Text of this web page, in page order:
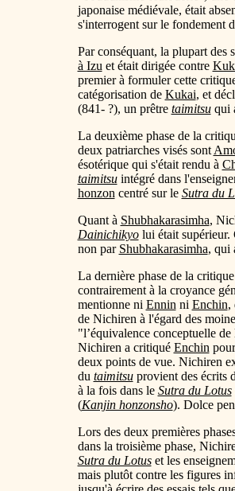
japonaise médiévale, était
s'interrogent sur le fondement
Par conséquant, la plupart des
à Izu et était dirigée contre
premier à formuler cette
catégorisation de Kukai, et
(841- ?), un prêtre taimitsuqui
La deuxième phase de la
deux patriarches visés sont
ésotérique qui s'était rendu à
taimitsuintégré dans
honzon centré sur le Sutra du
Quant à Shubhakarasimha,
Dainichikyolui était supérieur.
non par Shubhakarasimha, qui
La dernière phase de la
contrairement à la croyance
mentionne ni Ennin ni Enchin,
de Nichiren à l'égard des
"l’équivalence conceptuelle
Nichiren a critiqué Enchin
deux points de vue. Nichiren
du taimitsuprovient des écrits
à la fois dans le Sutra du Lotus
(Kanjin honzonsho). Dolce
Lors des deux premières
dans la troisième phase,
Sutra du Lotuset les
mais plutôt contre les figures